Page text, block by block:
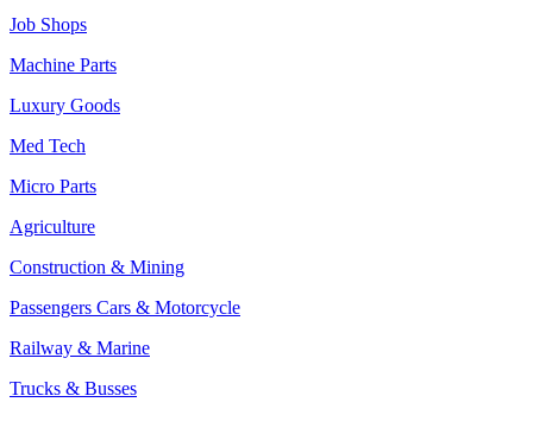
Job Shops
Machine Parts
Luxury Goods
Med Tech
Micro Parts
Agriculture
Construction & Mining
Passengers Cars & Motorcycle
Railway & Marine
Trucks & Busses